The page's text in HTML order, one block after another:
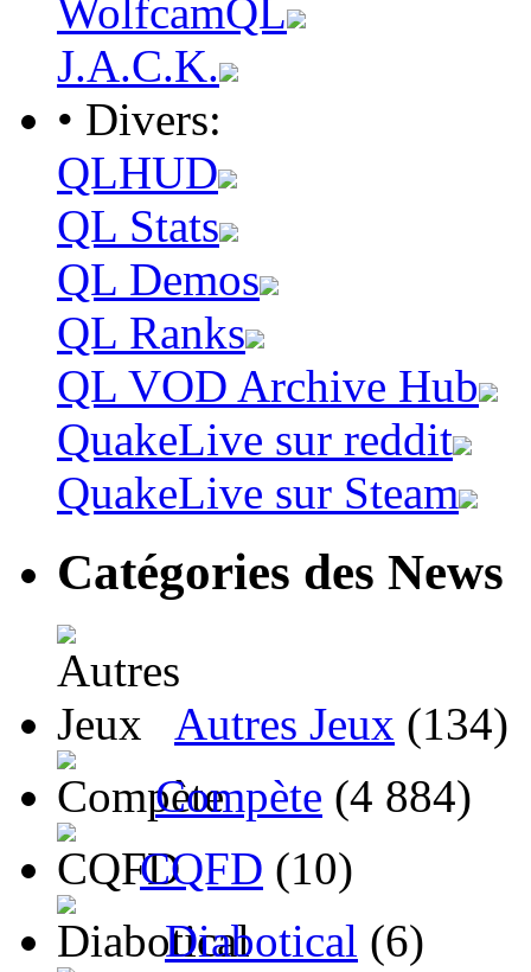
WolfcamQL
J.A.C.K.
• Divers:
QLHUD
QL Stats
QL Demos
QL Ranks
QL VOD Archive Hub
QuakeLive sur reddit
QuakeLive sur Steam
Catégories des News
Autres Jeux (134)
Compète (4 884)
CQFD (10)
Diabotical (6)